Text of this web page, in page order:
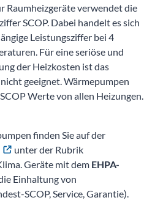
Raumheizgeräte verwendet die
SCOP. Dabei handelt es sich
Leistungsziffer bei 4
Für eine seriöse und
der Heizkosten ist das
geeignet. Wärmepumpen
Werte von allen Heizungen.
finden Sie auf der
unter der Rubrik
Geräte mit dem EHPA-
Einhaltung von
SCOP, Service, Garantie).